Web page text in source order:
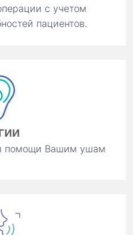
с учетом
пациентов.
помощи Вашим ушам